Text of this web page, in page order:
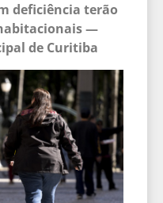
deficiência terão
—
de Curitiba